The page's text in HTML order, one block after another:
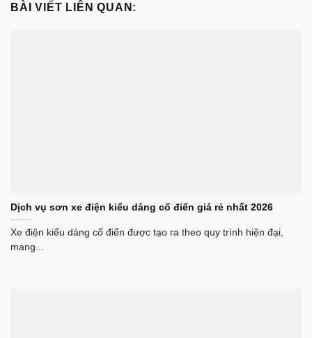
BÀI VIẾT LIÊN QUAN:
Dịch vụ sơn xe điện kiểu dáng cổ điển giá rẻ nhất 2026
Xe điện kiểu dáng cổ điển được tạo ra theo quy trình hiện đại,
mang...